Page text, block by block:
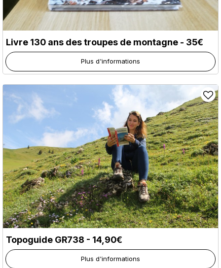
Livre 130 ans des troupes de montagne - 35€
Plus d'informations
Topoguide GR738 - 14,90€
Plus d'informations